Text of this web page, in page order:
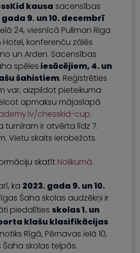
kausa sacensības
gada 9. un 10. decembrī
24, viesnīcā Pullman Riga
Hotel, konferenču zālēs
un Arden. Sacensības
spēles iesācējiem, 4. un
šahistiem. Reģistrēties
var, aizpildot pieteikuma
apmaksu mājaslapā
chesskid-cup.
turnīram ir atvērta līdz 7.
Vietu skaits ierobežots.
skatīt Nolikumā.
ka 2023. gada 9. un 10.
Šaha skolas audzēkņi ir
piedalīties skolas 1. un
klašu klasifikācijas
Rīgā, Pērnavas ielā 10,
Šaha skolas telpās.